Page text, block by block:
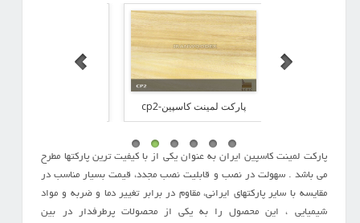
پارکت لمینت کاسپین-cp2
پارکت لمینت کاسپین ایران به عنوان یکی از با کیفیت ترین پارکتها مطرح
می باشد . سهولت در نصب و قابلیت نصب مجدد، قیمت بسیار مناسب در
مقایسه با سایر پارکتهای ایرانی، مقاوم در برابر تغییر دما و ضربه و مواد
شیمیایی ، این محصول را به یکی از محصولات پرطرفدار در بین